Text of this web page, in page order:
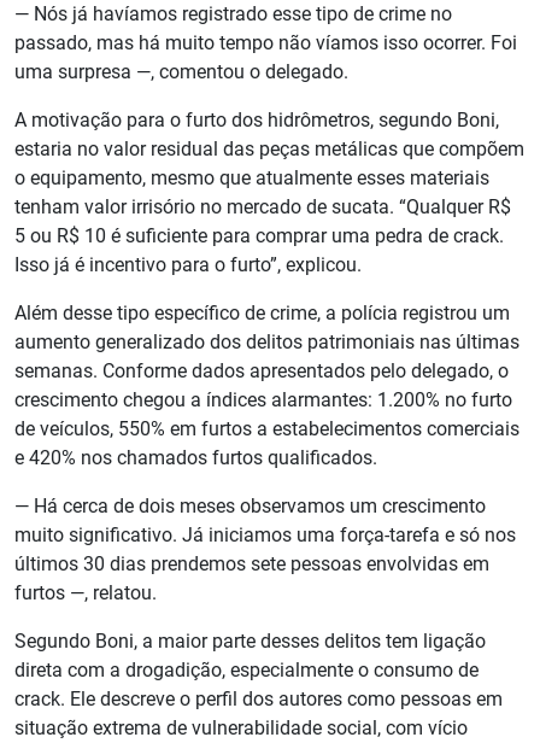
— Nós já havíamos registrado esse tipo de crime no
passado, mas há muito tempo não víamos isso ocorrer. Foi
uma surpresa —, comentou o delegado.
A motivação para o furto dos hidrômetros, segundo Boni,
estaria no valor residual das peças metálicas que compõem
o equipamento, mesmo que atualmente esses materiais
tenham valor irrisório no mercado de sucata. “Qualquer R$
5 ou R$ 10 é suficiente para comprar uma pedra de crack.
Isso já é incentivo para o furto”, explicou.
Além desse tipo específico de crime, a polícia registrou um
aumento generalizado dos delitos patrimoniais nas últimas
semanas. Conforme dados apresentados pelo delegado, o
crescimento chegou a índices alarmantes: 1.200% no furto
de veículos, 550% em furtos a estabelecimentos comerciais
e 420% nos chamados furtos qualificados.
— Há cerca de dois meses observamos um crescimento
muito significativo. Já iniciamos uma força-tarefa e só nos
últimos 30 dias prendemos sete pessoas envolvidas em
furtos —, relatou.
Segundo Boni, a maior parte desses delitos tem ligação
direta com a drogadição, especialmente o consumo de
crack. Ele descreve o perfil dos autores como pessoas em
situação extrema de vulnerabilidade social, com vício